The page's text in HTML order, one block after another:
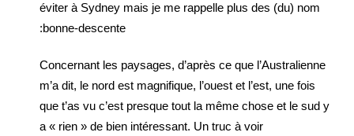
éviter à Sydney mais je me rappelle plus des (du) nom
:bonne-descente
Concernant les paysages, d’après ce que l’Australienne
m’a dit, le nord est magnifique, l’ouest et l’est, une fois
que t’as vu c’est presque tout la même chose et le sud y
a « rien » de bien intéressant. Un truc à voir